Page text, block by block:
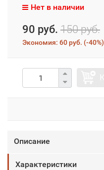
Нет в наличии
90 руб. 150 руб.
Экономия: 60 руб. (-40%)
Описание
Характеристики